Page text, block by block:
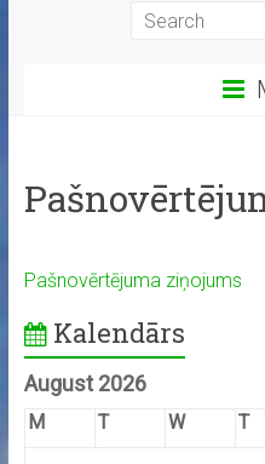
Pašnovērtējuma ziņojums
Kalendārs
August 2026
M T W T